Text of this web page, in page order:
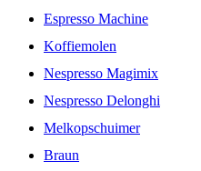
Espresso Machine
Koffiemolen
Nespresso Magimix
Nespresso Delonghi
Melkopschuimer
Braun